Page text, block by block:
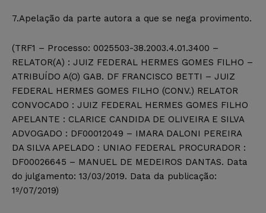
7.Apelação da parte autora a que se nega provimento.
(TRF1 – Processo: 0025503-38.2003.4.01.3400 –
RELATOR(A) : JUIZ FEDERAL HERMES GOMES FILHO –
ATRIBUÍDO A(O) GAB. DF FRANCISCO BETTI – JUIZ
FEDERAL HERMES GOMES FILHO (CONV.) RELATOR
CONVOCADO : JUIZ FEDERAL HERMES GOMES FILHO
APELANTE : CLARICE CANDIDA DE OLIVEIRA E SILVA
ADVOGADO : DF00012049 – IMARA DALONI PEREIRA
DA SILVA APELADO : UNIAO FEDERAL PROCURADOR :
DF00026645 – MANUEL DE MEDEIROS DANTAS. Data
do julgamento: 13/03/2019. Data da publicação:
1º/07/2019)